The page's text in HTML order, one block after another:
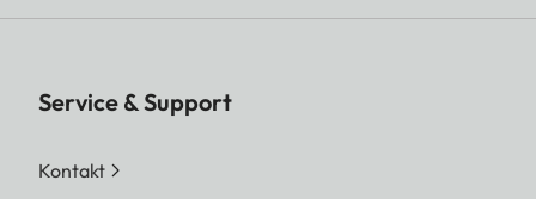
Service & Support
Kontakt